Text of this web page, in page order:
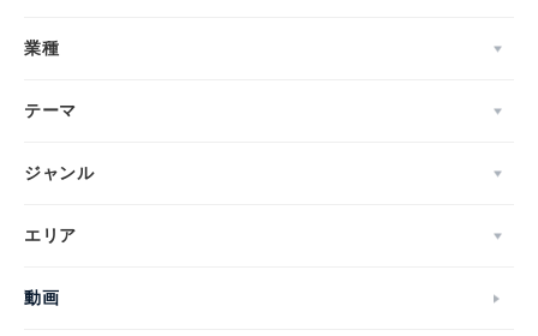
業種
テーマ
ジャンル
エリア
動画